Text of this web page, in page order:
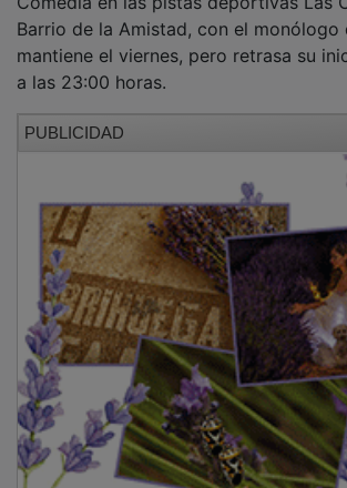
Barrio de la Amistad, con el monólogo
mantiene el viernes, pero retrasa su
a las 23:00 horas.